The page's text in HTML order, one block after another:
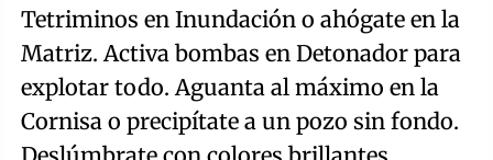
Tetriminos en Inundación o ahógate en la
Matriz. Activa bombas en Detonador para
explotar todo. Aguanta al máximo en la
Cornisa o precipítate a un pozo sin fondo.